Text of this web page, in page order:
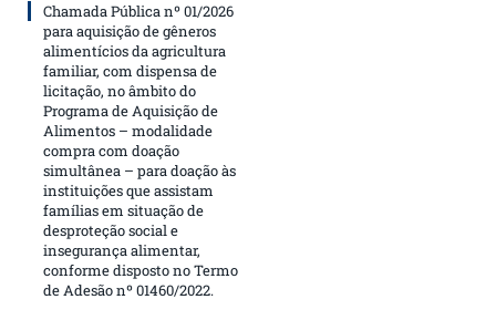
Chamada Pública nº 01/2026
para aquisição de gêneros
alimentícios da agricultura
familiar, com dispensa de
licitação, no âmbito do
Programa de Aquisição de
Alimentos – modalidade
compra com doação
simultânea – para doação às
instituições que assistam
famílias em situação de
desproteção social e
insegurança alimentar,
conforme disposto no Termo
de Adesão nº 01460/2022.